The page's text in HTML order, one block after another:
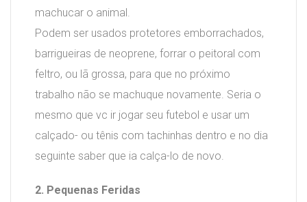
machucar o animal.
Podem ser usados protetores emborrachados,
barrigueiras de neoprene, forrar o peitoral com
feltro, ou lã grossa, para que no próximo
trabalho não se machuque novamente. Seria o
mesmo que vc ir jogar seu futebol e usar um
calçado- ou tênis com tachinhas dentro e no dia
seguinte saber que ia calça-lo de novo.
2. Pequenas Feridas